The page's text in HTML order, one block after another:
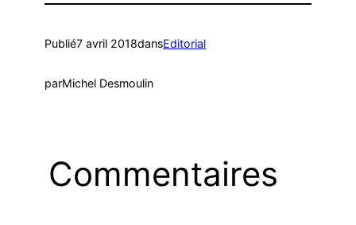
Publié7 avril 2018dansEditorial
parMichel Desmoulin
Commentaires